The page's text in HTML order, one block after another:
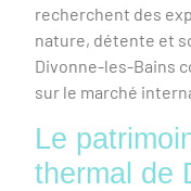
recherchent des
nature, détente et
Divonne-les-Bains
sur le marché
Le
thermal de